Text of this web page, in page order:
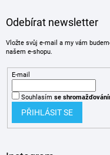
Odebírat newsletter
Vložte svůj e-mail a my vám
našem e-shopu.
E-mail
Souhlasím se
PŘIHLÁSIT SE